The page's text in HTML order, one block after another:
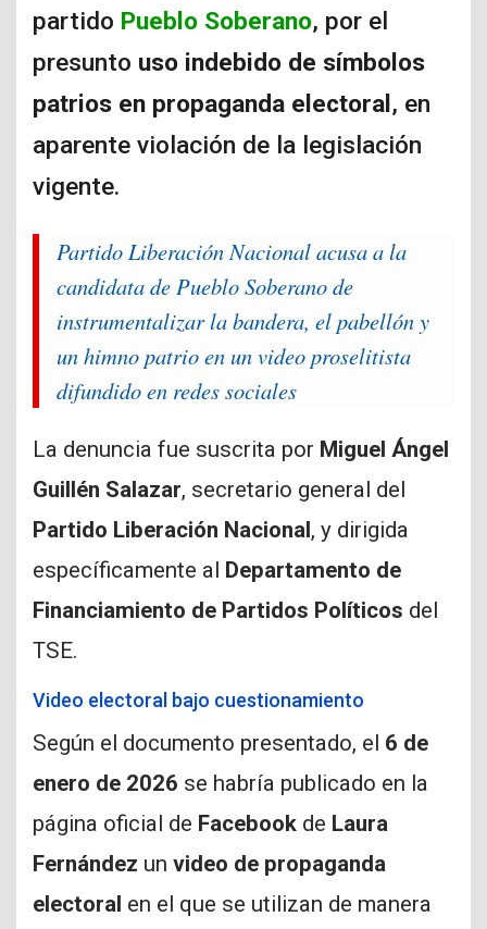
partido Pueblo Soberano, por el
presunto uso indebido de símbolos
patrios en propaganda electoral, en
aparente violación de la legislación
vigente.
Partido Liberación Nacional acusa a la
candidata de Pueblo Soberano de
instrumentalizar la bandera, el pabellón y
un himno patrio en un video proselitista
difundido en redes sociales
La denuncia fue suscrita por Miguel Ángel
Guillén Salazar, secretario general del
Partido Liberación Nacional, y dirigida
específicamente al Departamento de
Financiamiento de Partidos Políticos del
TSE.
Video electoral bajo cuestionamiento
Según el documento presentado, el 6 de
enero de 2026 se habría publicado en la
página oficial de Facebook de Laura
Fernández un video de propaganda
electoral en el que se utilizan de manera